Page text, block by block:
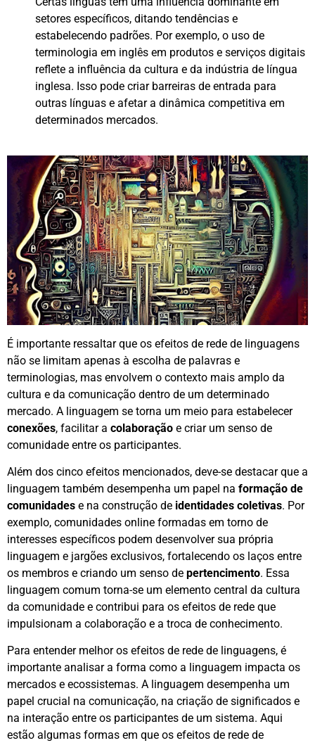
setores específicos, ditando tendências e
estabelecendo padrões. Por exemplo, o uso de
terminologia em inglês em produtos e serviços digitais
reflete a influência da cultura e da indústria de língua
inglesa. Isso pode criar barreiras de entrada para
outras línguas e afetar a dinâmica competitiva em
determinados mercados.
É importante ressaltar que os efeitos de rede de linguagens
não se limitam apenas à escolha de palavras e
terminologias, mas envolvem o contexto mais amplo da
cultura e da comunicação dentro de um determinado
mercado. A linguagem se torna um meio para estabelecer
conexões, facilitar a colaboração e criar um senso de
comunidade entre os participantes.
Além dos cinco efeitos mencionados, deve-se destacar que a
linguagem também desempenha um papel na formação de
comunidades e na construção de identidades coletivas. Por
exemplo, comunidades online formadas em torno de
interesses específicos podem desenvolver sua própria
linguagem e jargões exclusivos, fortalecendo os laços entre
os membros e criando um senso de pertencimento. Essa
linguagem comum torna-se um elemento central da cultura
da comunidade e contribui para os efeitos de rede que
impulsionam a colaboração e a troca de conhecimento.
Para entender melhor os efeitos de rede de linguagens, é
importante analisar a forma como a linguagem impacta os
mercados e ecossistemas. A linguagem desempenha um
papel crucial na comunicação, na criação de significados e
na interação entre os participantes de um sistema. Aqui
estão algumas formas em que os efeitos de rede de